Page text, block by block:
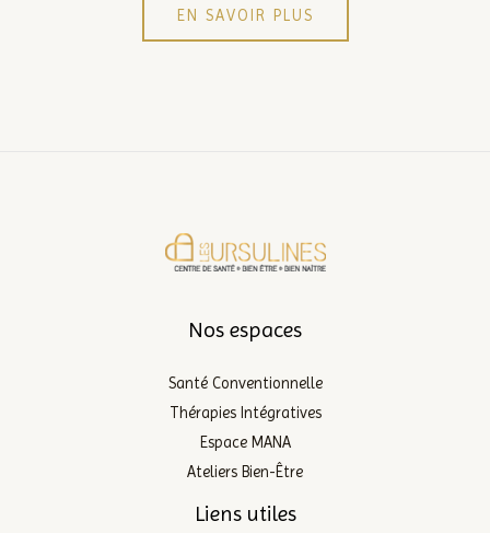
EN SAVOIR PLUS
Nos espaces
Santé Conventionnelle
Thérapies Intégratives
Espace MANA
Ateliers Bien-Être
Liens utiles